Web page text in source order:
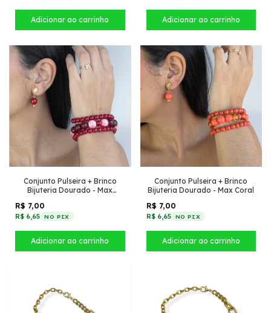
Conjunto Pulseira + Brinco
Bijuteria Dourado - Max
R$ 7,00
R$ 6,65 NO PIX
Conjunto Pulseira + Brinco
Bijuteria Dourado - Max Coral
R$ 7,00
R$ 6,65 NO PIX